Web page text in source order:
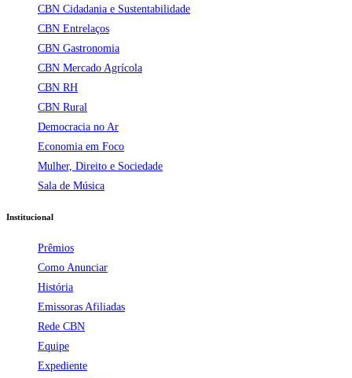
CBN Cidadania e Sustentabilidade
CBN Entrelaços
CBN Gastronomia
CBN Mercado Agrícola
CBN RH
CBN Rural
Democracia no Ar
Economia em Foco
Mulher, Direito e Sociedade
Sala de Música
Institucional
Prêmios
Como Anunciar
História
Emissoras Afiliadas
Rede CBN
Equipe
Expediente